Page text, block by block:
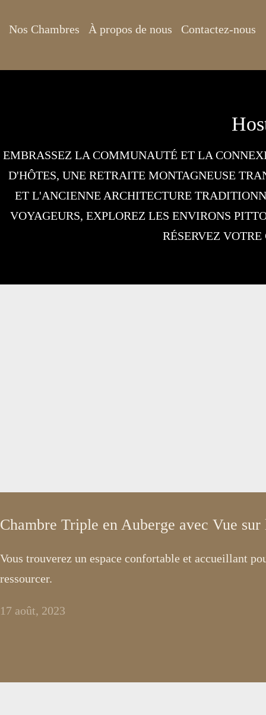
Nos Chambres À propos de nous Contactez-nous
EMBRASSEZ LA COMMUNAUTÉ ET LA
D'HÔTES, UNE RETRAITE MONTAGNEUSE
ET L'ANCIENNE ARCHITECTURE
VOYAGEURS, EXPLOREZ LES ENVIRONS
RÉSERVEZ
Chambre Triple en Auberge avec Vue
Vous trouverez un espace confortable et accueillant
ressourcer.
17 août, 2023